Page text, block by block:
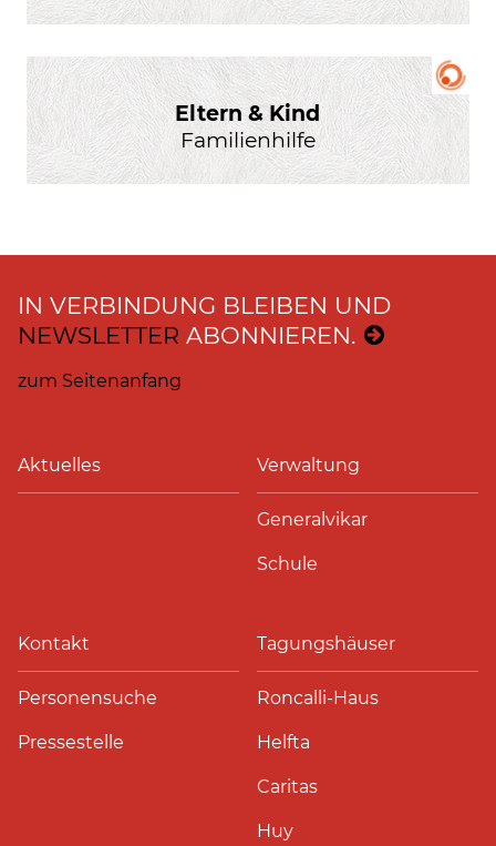
Eltern & Kind
Familienhilfe
IN VERBINDUNG BLEIBEN UND
NEWSLETTER ABONNIEREN.
zum Seitenanfang
Aktuelles Verwaltung
Generalvikar
Schule
Kontakt
Personensuche
Pressestelle
Tagungshäuser
Roncalli-Haus
Helfta
Caritas
Huy